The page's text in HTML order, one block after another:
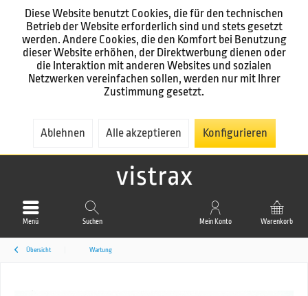
Diese Website benutzt Cookies, die für den technischen
Betrieb der Website erforderlich sind und stets gesetzt
werden. Andere Cookies, die den Komfort bei Benutzung
dieser Website erhöhen, der Direktwerbung dienen oder
die Interaktion mit anderen Websites und sozialen
Netzwerken vereinfachen sollen, werden nur mit Ihrer
Zustimmung gesetzt.
Ablehnen Alle akzeptieren Konfigurieren
Menü Warenkorb
Mein Konto
Suchen
Übersicht Wartung